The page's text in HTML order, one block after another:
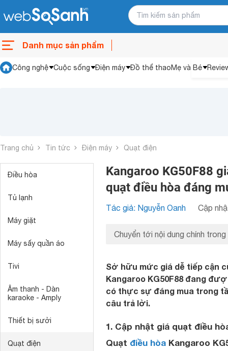
Danh mục sản phẩm
Công nghệ Cuộc sống Điện máy Đồ thể thaoMẹ và Bé
Trang chủ Tin tức Điện máy Quạt điện
Điều hòa
Tủ lạnh
Máy giặt
Máy sấy quần áo
Tivi
Âm thanh - Dàn
karaoke - Amply
Thiết bị sưởi
Quạt điện
Kangaroo KG50F88
quạt điều hòa đáng
Tác giả: Nguyễn Oanh Cập
Chuyển tới nội dung chính trong
Sở hữu mức giá dễ tiếp cận
Kangaroo KG50F88 đang
có thực sự đáng mua trong
câu trả lời.
1. Cập nhật giá quạt điều
Quạt điều hòa Kangaroo